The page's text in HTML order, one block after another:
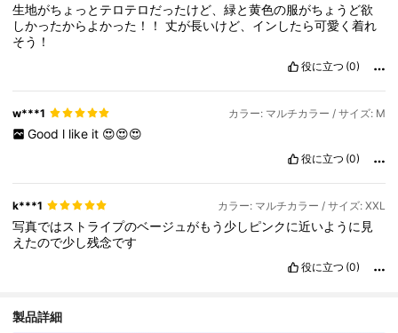
生地がちょっとテロテロだったけど、緑と黄色の服がちょうど欲
しかったからよかった！！丈が長いけど、インしたら可愛く着れ
そう！
役に立つ (0)
w***1 カラー: マルチカラー / サイズ: M
Good l like it 😍😍😍
役に立つ (0)
k***1 カラー: マルチカラー / サイズ: XXL
写真ではストライプのベージュがもう少しピンクに近いように見
えたので少し残念です
役に立つ (0)
製品詳細